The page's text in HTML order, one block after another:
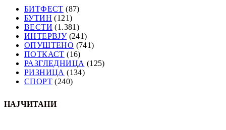
БИТФЕСТ (87)
БУТИН (121)
ВЕСТИ (1.381)
ИНТЕРВЈУ(241)
ОПУШТЕНО (741)
ПОТКАСТ (16)
РАЗГЛЕДНИЦА (125)
РИЗНИЦА (134)
СПОРТ (240)
НАЈЧИТАНИ